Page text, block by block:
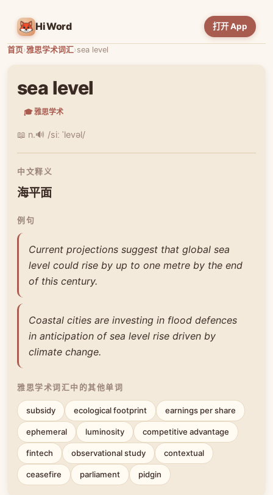
HiWord 打开 App
首页›雅思学术词汇›sea level
sea level
🎓 雅思学术
📖 n.🔊 /siː ˈlevəl/
中文释义
海平面
例句
Current projections suggest that global sea
level could rise by up to one metre by the end
of this century.
Coastal cities are investing in flood defences
in anticipation of sea level rise driven by
climate change.
雅思学术词汇中的其他单词
subsidy ecological footprint earnings per share
ephemeral luminosity competitive advantage
fintech observational study contextual
ceasefire parliament pidgin